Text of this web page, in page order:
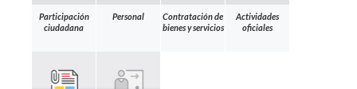
Participación
ciudadana
Personal
Contratación de
bienes y servicios
Actividades
oficiales